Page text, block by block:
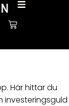
Här hittar du
investeringsguld